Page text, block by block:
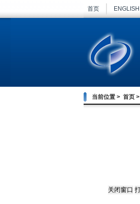
首页 ENGLISH
当前位置 > 首页 >